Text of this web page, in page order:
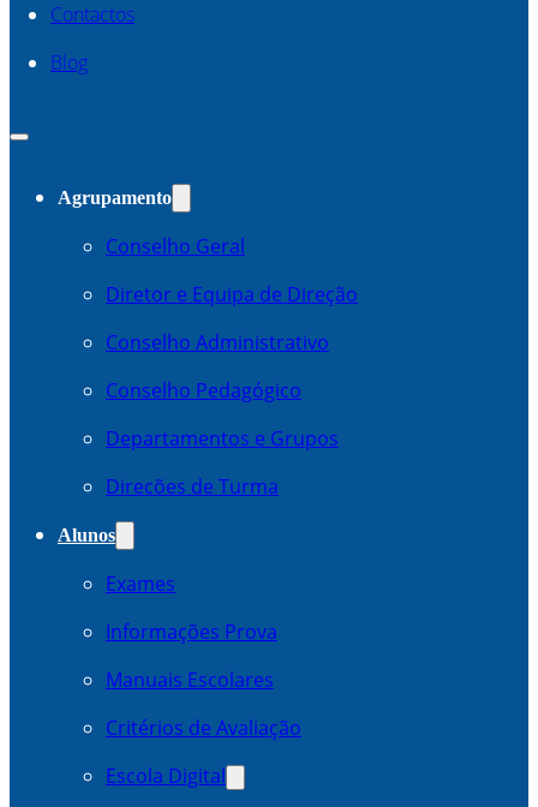
Contactos
Blog
Agrupamento
Conselho Geral
Diretor e Equipa de Direção
Conselho Administrativo
Conselho Pedagógico
Departamentos e Grupos
Direcões de Turma
Alunos
Exames
Informações Prova
Manuais Escolares
Critérios de Avaliação
Escola Digital